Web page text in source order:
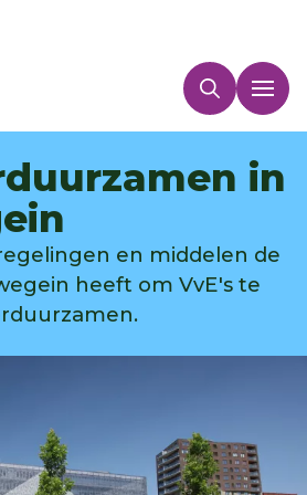
in
en middelen de
heeft om VvE's te